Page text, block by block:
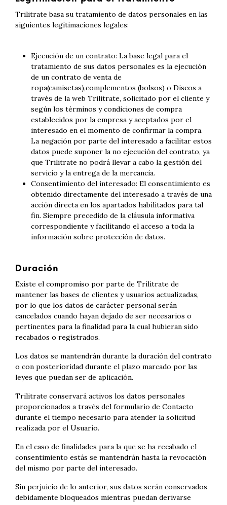
Trilitrate basa su tratamiento de datos personales en las
siguientes legitimaciones legales:
Ejecución de un contrato: La base legal para el
tratamiento de sus datos personales es la ejecución
de un contrato de venta de
ropa(camisetas),complementos (bolsos) o Discos a
través de la web Trilitrate, solicitado por el cliente y
según los términos y condiciones de compra
establecidos por la empresa y aceptados por el
interesado en el momento de confirmar la compra.
La negación por parte del interesado a facilitar estos
datos puede suponer la no ejecución del contrato, ya
que Trilitrate no podrá llevar a cabo la gestión del
servicio y la entrega de la mercancía.
Consentimiento del interesado: El consentimiento es
obtenido directamente del interesado a través de una
acción directa en los apartados habilitados para tal
fin. Siempre precedido de la cláusula informativa
correspondiente y facilitando el acceso a toda la
información sobre protección de datos.
Duración
Existe el compromiso por parte de Trilitrate de
mantener las bases de clientes y usuarios actualizadas,
por lo que los datos de carácter personal serán
cancelados cuando hayan dejado de ser necesarios o
pertinentes para la finalidad para la cual hubieran sido
recabados o registrados.
Los datos se mantendrán durante la duración del contrato
o con posterioridad durante el plazo marcado por las
leyes que puedan ser de aplicación.
Trilitrate conservará activos los datos personales
proporcionados a través del formulario de Contacto
durante el tiempo necesario para atender la solicitud
realizada por el Usuario.
En el caso de finalidades para la que se ha recabado el
consentimiento estás se mantendrán hasta la revocación
del mismo por parte del interesado.
Sin perjuicio de lo anterior, sus datos serán conservados
debidamente bloqueados mientras puedan derivarse